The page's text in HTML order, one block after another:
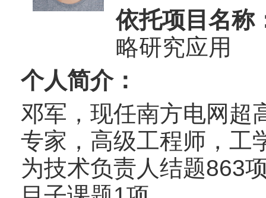
依托项目名称
略研究应用
个人简介：
邓军，现任南方电网超
专家，高级工程师，工
为技术负责人结题863